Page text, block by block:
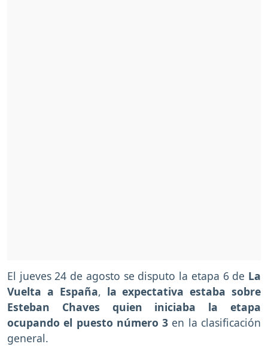
El jueves 24 de agosto se disputo la etapa 6 de La
Vuelta a España, la expectativa estaba sobre
Esteban Chaves quien iniciaba la etapa
ocupando el puesto número 3 en la clasificación
general.